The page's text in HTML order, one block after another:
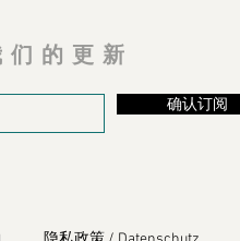
的更新
确认订阅